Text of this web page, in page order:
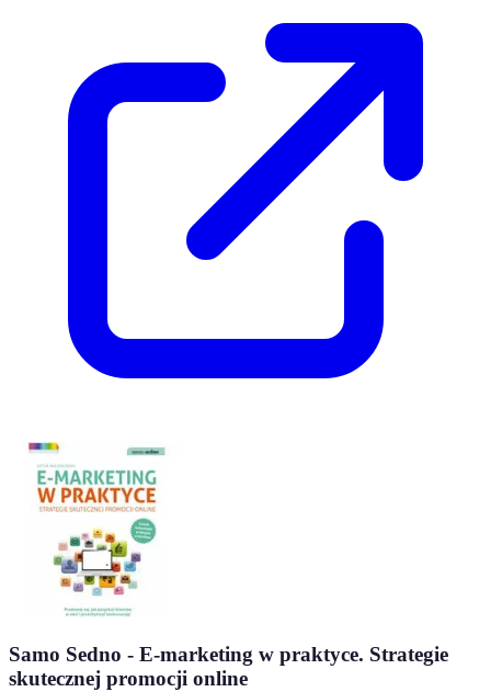
Samo Sedno - E-marketing w praktyce. Strategie
skutecznej promocji online